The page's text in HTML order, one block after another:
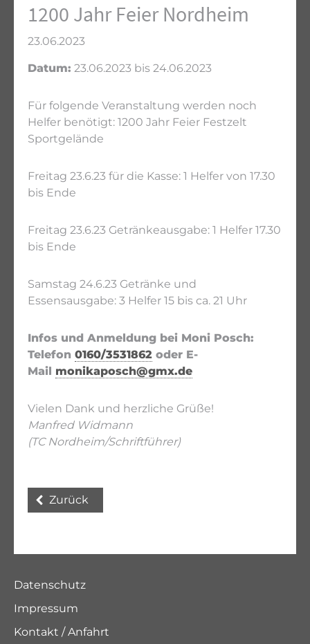
1200 Jahr Feier Nordheim
23.06.2023
Datum: 23.06.2023 bis 24.06.2023
Für folgende Veranstaltung werden noch
Helfer benötigt: 1200 Jahr Feier Festzelt
Sportgelände
Freitag 23.6.23 für die Kasse: 1 Helfer von 17.30
bis Ende
Freitag 23.6.23 Getränkeausgabe: 1 Helfer 17.30
bis Ende
Samstag 24.6.23 Getränke und
Essensausgabe: 3 Helfer 15 bis ca. 21 Uhr
Infos und Anmeldung bei Moni Posch:
Telefon 0160/3531862 oder E-
Mail monikaposch@gmx.de
Vielen Dank und herzliche Grüße!
Manfred Widmann
(TC Nordheim/Schriftführer)
Zurück
Datenschutz
Impressum
Kontakt / Anfahrt